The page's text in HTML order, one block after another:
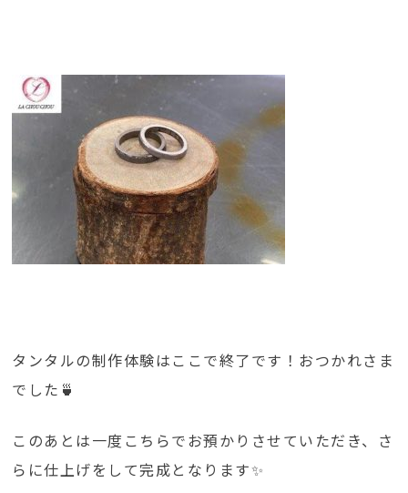
タンタルの制作体験はここで終了です！おつかれさま
でした🍵
このあとは一度こちらでお預かりさせていただき、さ
らに仕上げをして完成となります✨